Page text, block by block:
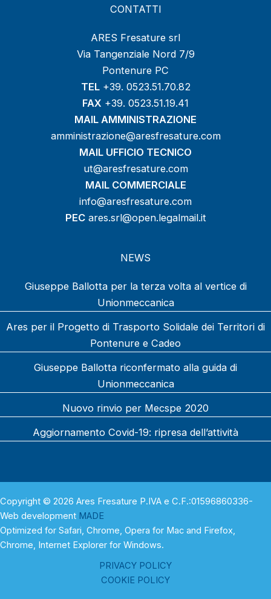
CONTATTI
ARES Fresature srl
Via Tangenziale Nord 7/9
Pontenure PC
TEL+39. 0523.51.70.82
FAX +39. 0523.51.19.41
MAIL AMMINISTRAZIONE
amministrazione@aresfresature.com
MAIL UFFICIO TECNICO
ut@aresfresature.com
MAIL COMMERCIALE
info@aresfresature.com
PECares.srl@open.legalmail.it
NEWS
Giuseppe Ballotta per la terza volta al vertice di
Unionmeccanica
Ares per il Progetto di Trasporto Solidale dei Territori di
Pontenure e Cadeo
Giuseppe Ballotta riconfermato alla guida di
Unionmeccanica
Nuovo rinvio per Mecspe 2020
Aggiornamento Covid-19: ripresa dell’attività
Copyright © 2026 Ares Fresature P.IVA e C.F.:01596860336-
Web development MADE
Optimized for Safari, Chrome, Opera for Mac and Firefox,
Chrome, Internet Explorer for Windows.
PRIVACY POLICY
COOKIE POLICY